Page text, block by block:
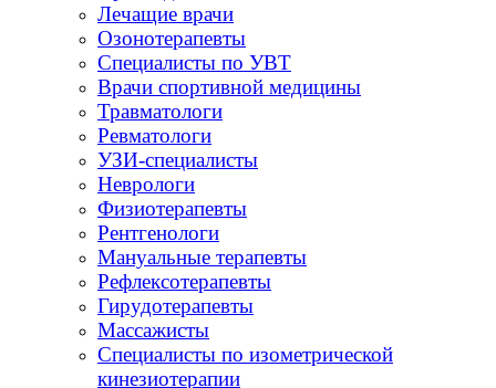
Лечащие врачи
Озонотерапевты
Специалисты по УВТ
Врачи спортивной медицины
Травматологи
Ревматологи
УЗИ-специалисты
Неврологи
Физиотерапевты
Рентгенологи
Мануальные терапевты
Рефлексотерапевты
Гирудотерапевты
Массажисты
Специалисты по изометрической
кинезиотерапии